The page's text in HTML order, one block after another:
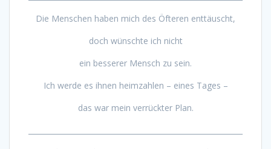
Die Menschen haben mich des Öfteren enttäuscht,
doch wünschte ich nicht
ein besserer Mensch zu sein.
Ich werde es ihnen heimzahlen – eines Tages –
das war mein verrückter Plan.